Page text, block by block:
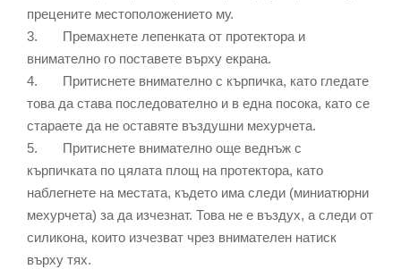
прецените местоположението му.
3. Премахнете лепенката от протектора и
внимателно го поставете върху екрана.
4. Притиснете внимателно с кърпичка, като гледате
това да става последователно и в една посока, като се
стараете да не оставяте въздушни мехурчета.
5. Притиснете внимателно още веднъж с
кърпичката по цялата площ на протектора, като
наблегнете на местата, където има следи (миниатюрни
мехурчета) за да изчезнат. Това не е въздух, а следи от
силикона, които изчезват чрез внимателен натиск
върху тях.